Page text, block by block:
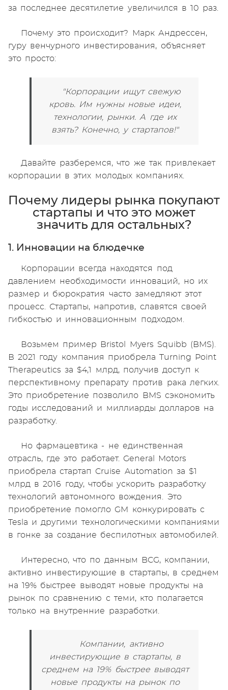
за последнее десятилетие увеличился в 10 раз.
Почему это происходит? Марк Андрессен,
гуру венчурного инвестирования, объясняет
это просто:
"Корпорации ищут свежую
кровь. Им нужны новые идеи,
технологии, рынки. А где их
взять? Конечно, у стартапов!"
Давайте разберемся, что же так привлекает
корпорации в этих молодых компаниях.
Почему лидеры рынка покупают
стартапы и что это может
значить для остальных?
1. Инновации на блюдечке
Корпорации всегда находятся под
давлением необходимости инноваций, но их
размер и бюрократия часто замедляют этот
процесс. Стартапы, напротив, славятся своей
гибкостью и инновационным подходом.
Возьмем пример Bristol Myers Squibb (BMS).
В 2021 году компания приобрела Turning Point
Therapeutics за $4,1 млрд, получив доступ к
перспективному препарату против рака легких.
Это приобретение позволило BMS сэкономить
годы исследований и миллиарды долларов на
разработку.
Но фармацевтика - не единственная
отрасль, где это работает. General Motors
приобрела стартап Cruise Automation за $1
млрд в 2016 году, чтобы ускорить разработку
технологий автономного вождения. Это
приобретение помогло GM конкурировать с
Tesla и другими технологическими компаниями
в гонке за создание беспилотных автомобилей.
Интересно, что по данным BCG, компании,
активно инвестирующие в стартапы, в среднем
на 19% быстрее выводят новые продукты на
рынок по сравнению с теми, кто полагается
только на внутренние разработки.
Компании, активно
инвестирующие в стартапы, в
среднем на 19% быстрее выводят
новые продукты на рынок по